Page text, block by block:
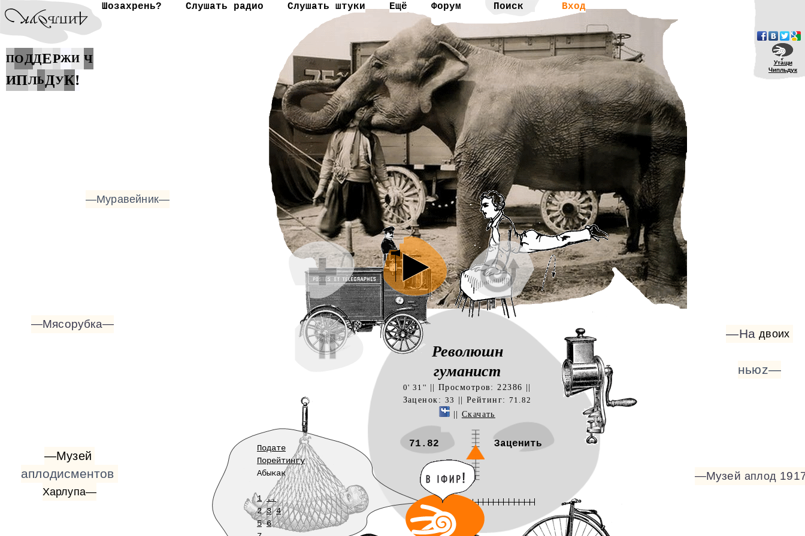
Шозахрень? Слушать радио Слушать штуки Ещё Форум Вход
Утащи
Чипльдук
ПОДДЕРЖИ Ч
ИПЛЬ ДУК!
Революшн
гуманист
0' 31'' || Просмотров: 22386 ||
Заценок: 33 || Рейтинг: 71.82
|| Скачать
71.82 Заценить
Подате
Порейтингу
Абыкак
1 ..
2 3 4
5 6
—Мясорубка—
—Муравейник—
—На двоих
ньюz—
—Музей аплод
—Музей
аплодисментов
Харлупа—